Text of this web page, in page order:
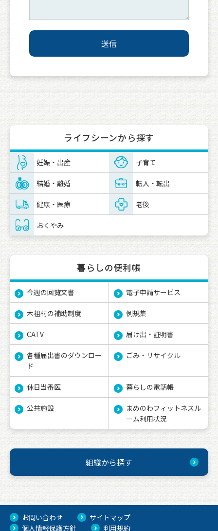
ライフシーンから探す
妊娠・出産 子育て
結婚・離婚 転入・転出
健康・医療 老後
おくやみ
暮らしの便利帳
今週の回覧文書 電子申請サービス
木祖村の補助制度 例規集
CATV 届け出・証明書
各種届出書のダウンロー
ド
ごみ・リサイクル
休日当番医 暮らしの電話帳
公共施設
まめのわフィットネスル
ーム利用状況
組織から探す
お問い合わせ
サイトマップ
個人情報保護方針
利用規約